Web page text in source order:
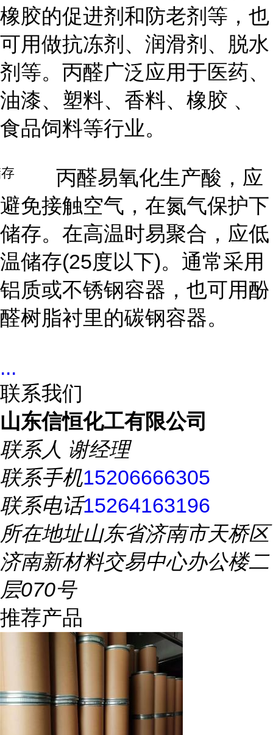
橡胶的促进剂和防老剂等，也
可用做抗冻剂、润滑剂、脱水
剂等。丙醛广泛应用于医药、
油漆、塑料、香料、橡胶 、
食品饲料等行业。
丙醛易氧化生产酸，应
避免接触空气，在氮气保护下
储存。在高温时易聚合，应低
温储存(25度以下)。通常采用
铝质或不锈钢容器，也可用酚
醛树脂衬里的碳钢容器。
...
联系我们
山东信恒化工有限公司
联系人 谢经理
联系手机15206666305
联系电话15264163196
所在地址山东省济南市天桥区
济南新材料交易中心办公楼二
层070号
推荐产品